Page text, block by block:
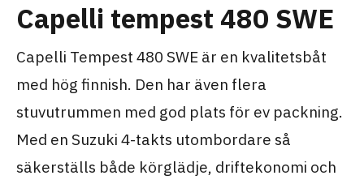
Capelli tempest 480 SWE
Capelli Tempest 480 SWE är en kvalitetsbåt
med hög finnish. Den har även flera
stuvutrummen med god plats för ev packning.
Med en Suzuki 4-takts utombordare så
säkerställs både körglädje, driftekonomi och